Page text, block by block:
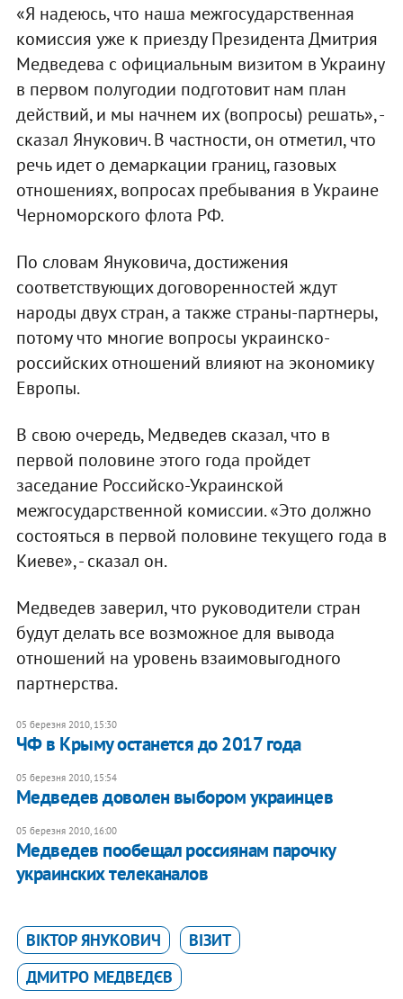
«Я надеюсь, что наша межгосударственная
комиссия уже к приезду Президента Дмитрия
Медведева с официальным визитом в Украину
в первом полугодии подготовит нам план
действий, и мы начнем их (вопросы) решать», -
сказал Янукович. В частности, он отметил, что
речь идет о демаркации границ, газовых
отношениях, вопросах пребывания в Украине
Черноморского флота РФ.
По словам Януковича, достижения
соответствующих договоренностей ждут
народы двух стран, а также страны-партнеры,
потому что многие вопросы украинско-
российских отношений влияют на экономику
Европы.
В свою очередь, Медведев сказал, что в
первой половине этого года пройдет
заседание Российско-Украинской
межгосударственной комиссии. «Это должно
состояться в первой половине текущего года в
Киеве», - сказал он.
Медведев заверил, что руководители стран
будут делать все возможное для вывода
отношений на уровень взаимовыгодного
партнерства.
05 березня 2010, 15:30
ЧФ в Крыму останется до 2017 года
05 березня 2010, 15:54
Медведев доволен выбором украинцев
05 березня 2010, 16:00
Медведев пообещал россиянам парочку
украинских телеканалов
ВІКТОР ЯНУКОВИЧ
ВІЗИТ
ДМИТРО МЕДВЕДЄВ